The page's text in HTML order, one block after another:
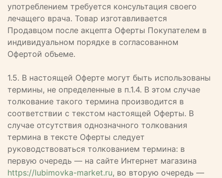
употреблением требуется консультация своего
лечащего врача. Товар изготавливается
Продавцом после акцепта Оферты Покупателем в
индивидуальном порядке в согласованном
Офертой объеме.
1.5. В настоящей Оферте могут быть использованы
термины, не определенные в п.1.4. В этом случае
толкование такого термина производится в
соответствии с текстом настоящей Оферты. В
случае отсутствия однозначного толкования
термина в тексте Оферты следует
руководствоваться толкованием термина: в
первую очередь — на сайте Интернет магазина
https://lubimovka-market.ru, во вторую очередь —